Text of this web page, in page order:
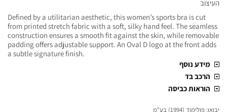
העיצוב
Defined by a utilitarian aesthetic, this women’s sports bra is cut
from printed stretch fabric with a soft, silky hand feel. The seamless
construction ensures a smooth fit against the skin, while removable
padding offers adjustable support. An Oval D logo at the front adds
a subtle signature finish.
מידע נוסף
הרכב בד
הוראות כביסה
יבואן: פולימוד (1994) בע"מ